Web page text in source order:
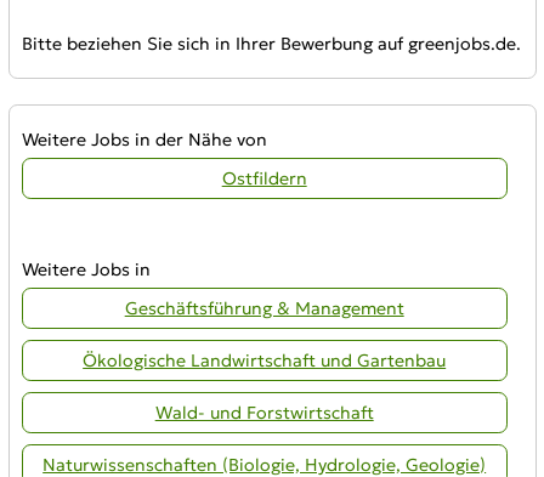
Bitte beziehen Sie sich in Ihrer Bewerbung auf greenjobs.de.
Weitere Jobs in der Nähe von
Ostfildern
Weitere Jobs in
Geschäftsführung & Management
Ökologische Landwirtschaft und Gartenbau
Wald- und Forstwirtschaft
Naturwissenschaften (Biologie, Hydrologie, Geologie)